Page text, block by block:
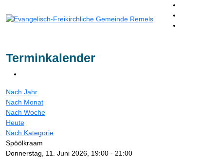
Terminkalender
Nach Jahr
Nach Monat
Nach Woche
Heute
Nach Kategorie
Spöölkraam
Donnerstag, 11. Juni 2026, 19:00 - 21:00